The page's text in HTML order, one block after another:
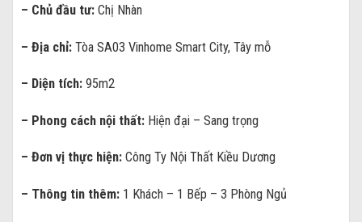
– Chủ đầu tư: Chị Nhàn
– Địa chỉ: Tòa SA03 Vinhome Smart City, Tây mỗ
– Diện tích: 95m2
– Phong cách nội thất: Hiện đại – Sang trọng
– Đơn vị thực hiện: Công Ty Nội Thất Kiều Dương
– Thông tin thêm: 1 Khách – 1 Bếp – 3 Phòng Ngủ